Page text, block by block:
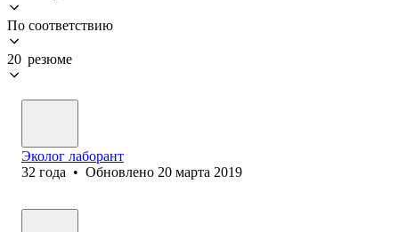
По соответствию
20 резюме
Эколог лаборант
32 года • Обновлено 20 марта 2019